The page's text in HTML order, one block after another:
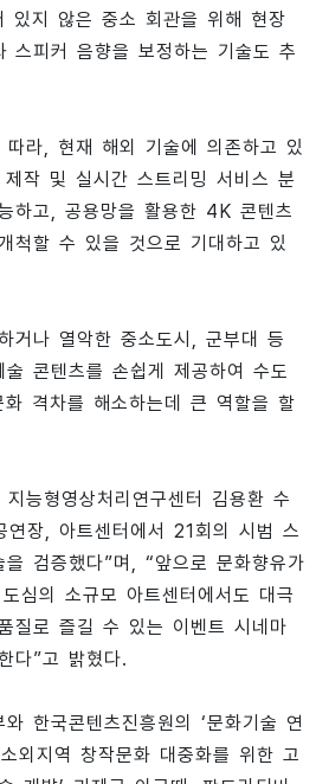
있지 않은 중소 회관을 위해 현장
스피커 음향을 보정하는 기술도 추
라, 현재 해외 기술에 의존하고 있
작 및 실시간 스트리밍 서비스 분
하고, 공용망을 활용한 4K 콘텐츠
척할 수 있을 것으로 기대하고 있
거나 열악한 중소도시, 군부대 등
콘텐츠를 손쉽게 제공하여 수도
격차를 해소하는데 큰 역할을 할
능형영상처리연구센터 김용환 수
장, 아트센터에서 21회의 시범 스
검증했다”며, “앞으로 문화향유가
심의 소규모 아트센터에서도 대극
질로 즐길 수 있는 이벤트 시네마
다”고 밝혔다.
한국콘텐츠진흥원의 ‘문화기술 연
외지역 창작문화 대중화를 위한 고